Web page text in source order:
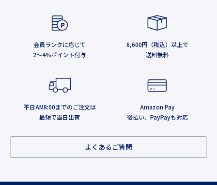
会員ランクに応じて
2～4％ポイント付与
6,600円（税込）以上で
送料無料
平日AM8:00までのご注文は
最短で当日出荷
Amazon Pay
後払い、PayPayも対応
よくあるご質問